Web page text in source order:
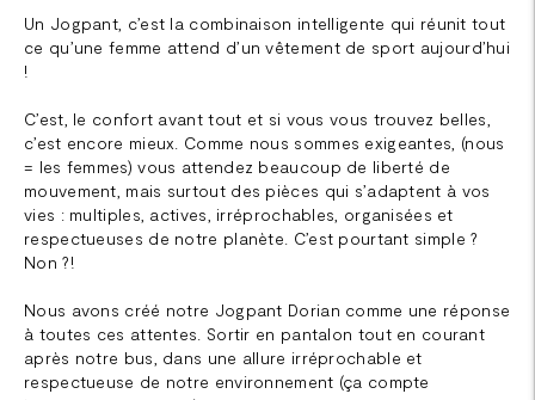
Un Jogpant, c’est la combinaison intelligente qui réunit tout
ce qu’une femme attend d’un vêtement de sport aujourd’hui
!
C’est, le confort avant tout et si vous vous trouvez belles,
c’est encore mieux. Comme nous sommes exigeantes, (nous
= les femmes) vous attendez beaucoup de liberté de
mouvement, mais surtout des pièces qui s’adaptent à vos
vies : multiples, actives, irréprochables, organisées et
respectueuses de notre planète. C’est pourtant simple ?
Non ?!
Nous avons créé notre Jogpant Dorian comme une réponse
à toutes ces attentes. Sortir en pantalon tout en courant
après notre bus, dans une allure irréprochable et
respectueuse de notre environnement (ça compte